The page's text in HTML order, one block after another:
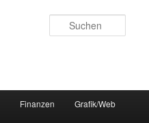
Finanzen Grafik/Web